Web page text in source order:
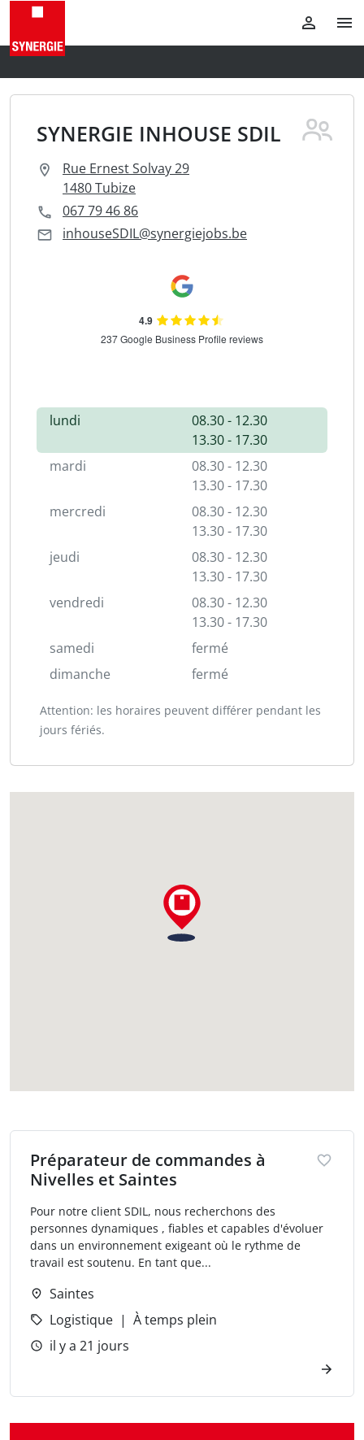
SYNERGIE INHOUSE SDIL
Rue Ernest Solvay 29
1480 Tubize
067 79 46 86
inhouseSDIL@synergiejobs.be
lundi
08.30 - 12.30
13.30 - 17.30
mardi
08.30 - 12.30
13.30 - 17.30
mercredi
08.30 - 12.30
13.30 - 17.30
jeudi
08.30 - 12.30
13.30 - 17.30
vendredi
08.30 - 12.30
13.30 - 17.30
samedi
fermé
dimanche
fermé
Attention: les horaires peuvent différer pendant les
jours fériés.
Préparateur de commandes à
Nivelles et Saintes
Pour notre client SDIL, nous recherchons des
personnes dynamiques , fiables et capables d'évoluer
dans un environnement exigeant où le rythme de
travail est soutenu. En tant que...
Saintes
Logistique
À temps plein
il y a 21 jours